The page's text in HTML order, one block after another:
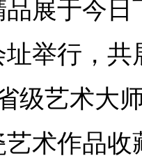
展于今
举行，
级艺术大
术作品